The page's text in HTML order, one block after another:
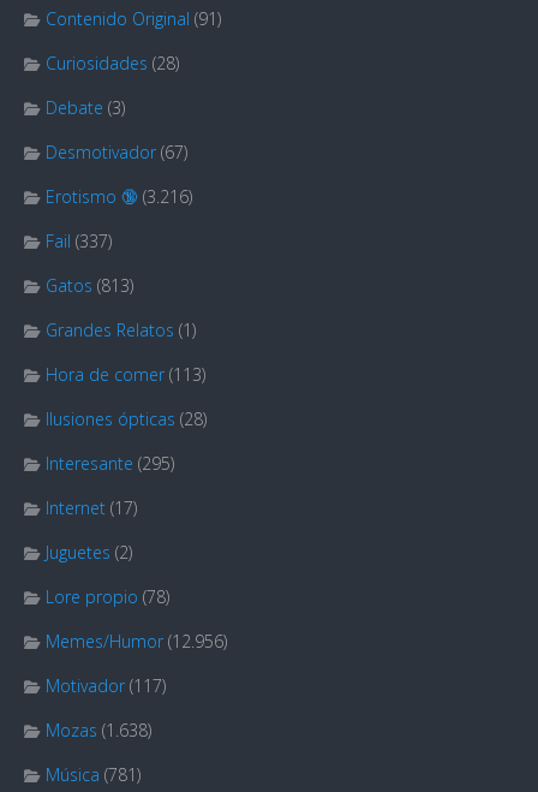
Contenido Original (91)
Curiosidades (28)
Debate (3)
Desmotivador (67)
Erotismo 🔞 (3.216)
Fail (337)
Gatos (813)
Grandes Relatos (1)
Hora de comer (113)
Ilusiones ópticas (28)
Interesante (295)
Internet (17)
Juguetes (2)
Lore propio (78)
Memes/Humor (12.956)
Motivador (117)
Mozas (1.638)
Música (781)